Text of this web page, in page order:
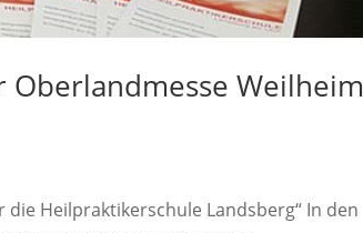
Weilheim
Heilpraktikerschule Landsberg“ In den